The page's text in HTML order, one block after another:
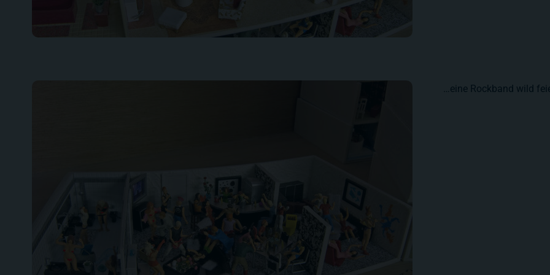
…eine Rockband wild